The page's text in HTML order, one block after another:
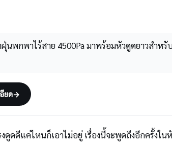
ฝุ่นพกพาไร้สาย 4500Pa มาพร้อมหัวดูดยาวสำ
ยด→
ดูดดีแค่ไหนก็เอาไม่อยู่ เรื่องนี้จะพูดถึงอีกครั้งใ